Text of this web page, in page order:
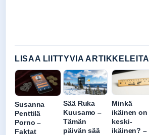
LISAA LIITTYVIA ARTIKKELEITA
Susanna
Penttilä
Porno –
Faktat
Sää Ruka
Kuusamo –
Tämän
päivän sää
Minkä
ikäinen on
keski-
ikäinen? –